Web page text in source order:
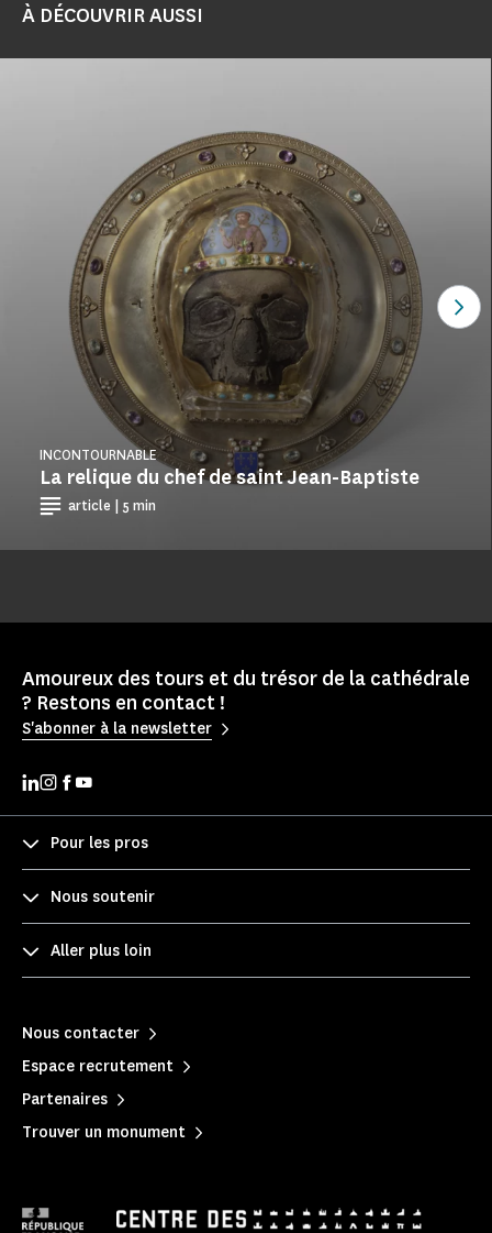
À DÉCOUVRIR AUSSI
La relique du chef de saint Jean-Baptiste
INCONTOURNABLE
article | 5 min
Amoureux des tours et du trésor de la cathédrale
? Restons en contact !
S'abonner à la newsletter
Pour les pros
Nous soutenir
Aller plus loin
Nous contacter
Espace recrutement
Partenaires
Trouver un monument